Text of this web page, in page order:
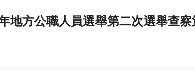
方公職人員選舉第二次選舉查察